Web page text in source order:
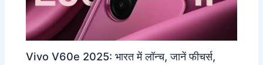
Vivo V60e 2025: भारत में लॉन्च, जानें फीचर्स,